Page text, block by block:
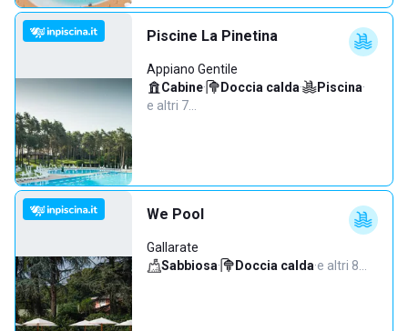
Piscine La Pinetina
Appiano Gentile
Cabine· Doccia calda· Piscina·
e altri 7…
We Pool
Gallarate
Sabbiosa· Doccia calda·e altri 8…